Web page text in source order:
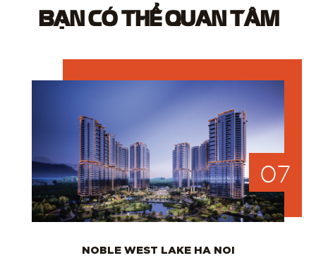
BẠN CÓ THỂ QUAN TÂM
07
NOBLE WEST LAKE HA NOI